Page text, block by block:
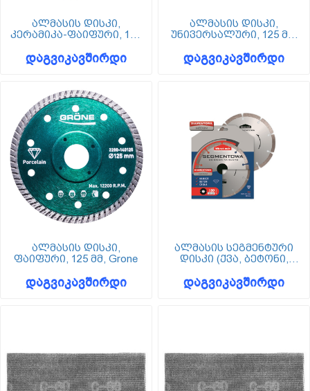
ალმასის დისკი,
კერამიკა-ფაიფური, 125
დაგვიკავშირდი
ალმასის დისკი,
უნივერსალური, 125 მმ,
დაგვიკავშირდი
ალმასის დისკი,
ფაიფური, 125 მმ, Grone
დაგვიკავშირდი
ალმასის სეგმენტური
დისკი (ქვა, ბეტონი,
დაგვიკავშირდი